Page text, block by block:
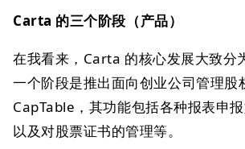
Carta 的三个阶段（产品）
在我看来，Carta 的核心发展大致分
一个阶段是推出面向创业公司管理股
CapTable，其功能包括各种报表申
以及对股票证书的管理等。